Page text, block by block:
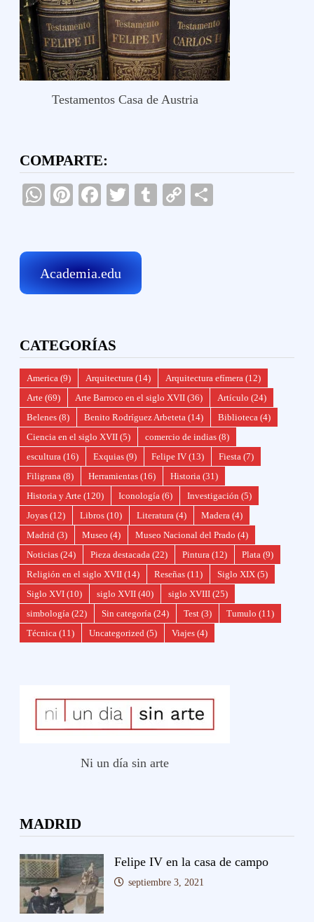
Testamentos Casa de Austria
COMPARTE:
WhatsApp
Pinterest
Facebook
TwitterTumblr
Copy
Academia.edu
CATEGORÍAS
America (9) Arquitectura (14) Arquitectura efímera (12)
Arte (69) Arte Barroco en el siglo XVII (36) Artículo (24)
Belenes (8) Benito Rodríguez Arbeteta (14) Biblioteca (4)
Ciencia en el siglo XVII (5) comercio de indias (8)
escultura (16) Exquias (9) Felipe IV (13) Fiesta (7)
Filigrana (8) Herramientas (16) Historia (31)
Historia y Arte (120) Iconología (6) Investigación (5)
Joyas (12) Libros (10) Literatura (4) Madera (4)
Madrid (3) Museo (4) Museo Nacional del Prado (4)
Noticias (24) Pieza destacada (22) Pintura (12) Plata (9)
Religión en el siglo XVII (14) Reseñas (11) Siglo XIX (5)
Siglo XVI (10) siglo XVII (40) siglo XVIII (25)
simbología (22) Sin categoría (24) Test (3) Tumulo (11)
Técnica (11) Uncategorized (5) Viajes (4)
Ni un día sin arte
MADRID
Felipe IV en la casa de campo
septiembre 3, 2021